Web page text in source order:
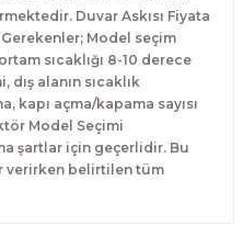
Duvar Askısı Fiyata
Model seçim
sıcaklığı 8-10 derece
dış alanın sıcaklık
kapı açma/kapama sayısı
Model Seçimi
şartlar için geçerlidir. Bu
verirken belirtilen tüm